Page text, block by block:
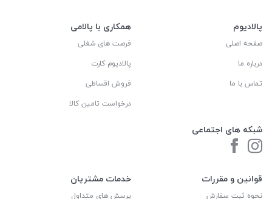
پالادیوم
صفحه اصلی
درباره ما
تماس با ما
شبکه های اجتماعی
همکاری با پالامی
فرصت های شغلی
پالادیوم کارت
فروش اقساطی
درخواست تامین کالا
قوانین و مقررات
نحوه ثبت سفارش
خدمات مشتریان
پرسش های متداول